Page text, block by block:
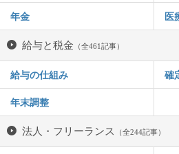
年金 医
給与と税金 （全461記事）
給与の仕組み 確
年末調整
法人・フリーランス （全244記事）